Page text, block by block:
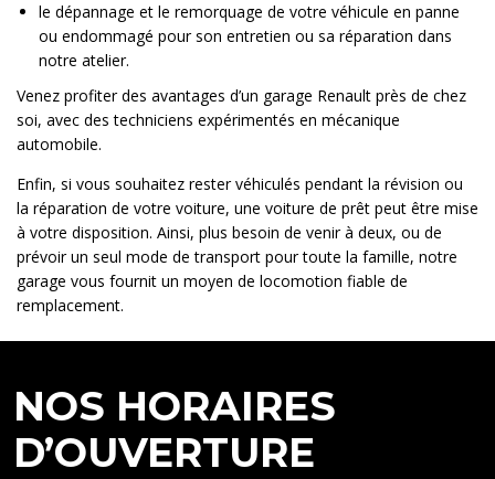
le dépannage et le remorquage de votre véhicule en panne
ou endommagé pour son entretien ou sa réparation dans
notre atelier.
Venez profiter des avantages d’un garage Renault près de chez
soi, avec des techniciens expérimentés en mécanique
automobile.
Enfin, si vous souhaitez rester véhiculés pendant la révision ou
la réparation de votre voiture, une voiture de prêt peut être mise
à votre disposition. Ainsi, plus besoin de venir à deux, ou de
prévoir un seul mode de transport pour toute la famille, notre
garage vous fournit un moyen de locomotion fiable de
remplacement.
NOS HORAIRES
D’OUVERTURE